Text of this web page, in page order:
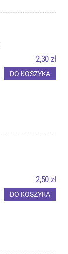
2,30 zł
DO KOSZYKA
2,50 zł
DO KOSZYKA